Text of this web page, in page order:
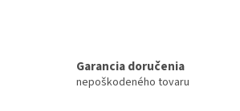
Garancia doručenia
nepoškodeného tovaru